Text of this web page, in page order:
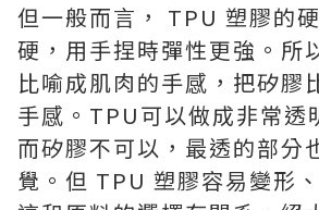
但一般而言， TPU 塑膠的
硬，用手捏時彈性更強。所
比喻成肌肉的手感，把矽膠
手感。TPU可以做成非常透
而矽膠不可以，最透的部分
覺。但 TPU 塑膠容易變形